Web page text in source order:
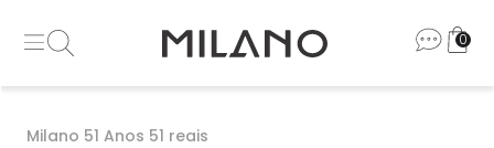
0
Milano 51 Anos 51 reais